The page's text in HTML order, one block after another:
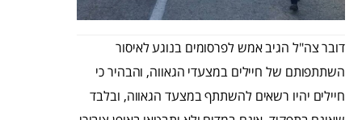
דובר צה"ל הגיב אמש לפרסומים בנוגע לאיסור
השתתפותם של חיילים במצעדי הגאווה, והבהיר כי
חיילים יהיו רשאים להשתתף במצעד הגאווה, ובלבד